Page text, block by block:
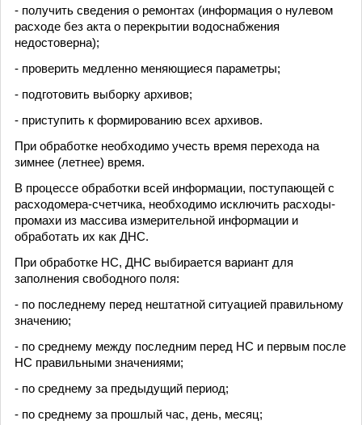
- получить сведения о ремонтах (информация о нулевом
расходе без акта о перекрытии водоснабжения
недостоверна);
- проверить медленно меняющиеся параметры;
- подготовить выборку архивов;
- приступить к формированию всех архивов.
При обработке необходимо учесть время перехода на
зимнее (летнее) время.
В процессе обработки всей информации, поступающей с
расходомера-счетчика, необходимо исключить расходы-
промахи из массива измерительной информации и
обработать их как ДНС.
При обработке НС, ДНС выбирается вариант для
заполнения свободного поля:
- по последнему перед нештатной ситуацией правильному
значению;
- по среднему между последним перед НС и первым после
НС правильными значениями;
- по среднему за предыдущий период;
- по среднему за прошлый час, день, месяц;